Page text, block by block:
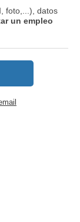
foto,...), datos
un empleo